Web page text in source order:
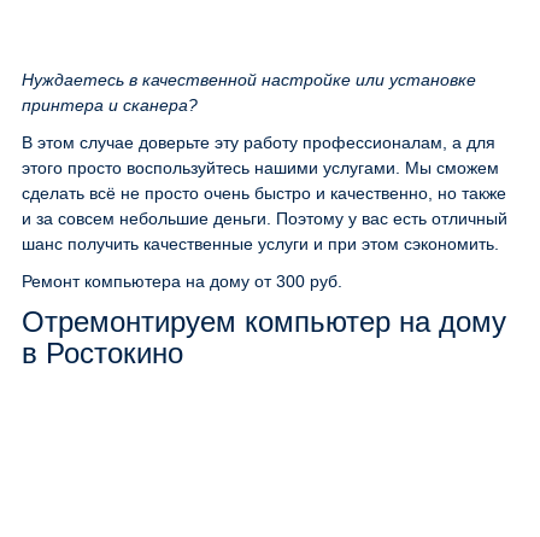
Нуждаетесь в качественной настройке или установке
принтера и сканера?
В этом случае доверьте эту работу профессионалам, а для
этого просто воспользуйтесь нашими услугами. Мы сможем
сделать всё не просто очень быстро и качественно, но также
и за совсем небольшие деньги. Поэтому у вас есть отличный
шанс получить качественные услуги и при этом сэкономить.
Ремонт компьютера на дому от 300 руб.
Отремонтируем компьютер на дому
в Ростокино